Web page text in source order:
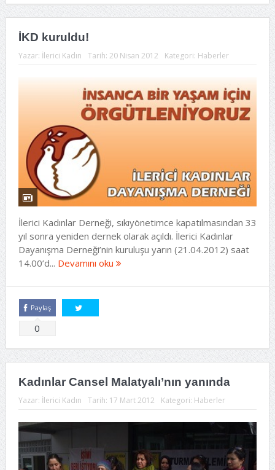
İKD kuruldu!
Yazar: İlerici Kadın Tarih: 20 Nisan 2012 Kategori: Haberler
İlerici Kadınlar Derneği, sıkıyönetimce kapatılmasından 33
yıl sonra yeniden dernek olarak açıldı. İlerici Kadınlar
Dayanışma Derneği’nin kuruluşu yarın (21.04.2012) saat
14.00’d... Devamını oku
Paylaş
0
Kadınlar Cansel Malatyalı’nın yanında
Yazar: İlerici Kadın Tarih: 17 Mart 2012 Kategori: Haberler